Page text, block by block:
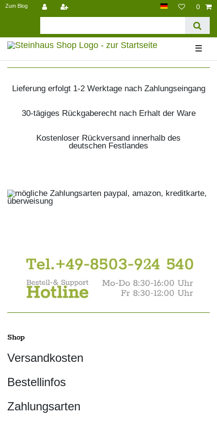
Zum Blog 0
☰
Lieferung erfolgt 1-2 Werktage nach Zahlungseingang
30-tägiges Rückgaberecht nach Erhalt der Ware
Kostenloser Rückversand innerhalb des
deutschen Festlandes
Shop
Versandkosten
Bestellinfos
Zahlungsarten